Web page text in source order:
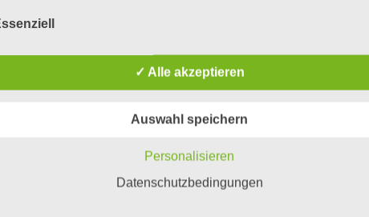
✓ Alle akzeptieren
Auswahl speichern
Personalisieren
Datenschutzbedingungen